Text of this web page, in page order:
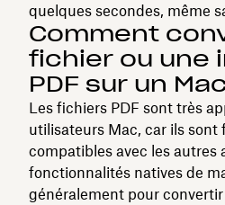
quelques secondes, même
Comment
fichier ou une
PDF sur un
Les fichiers PDF sont très
utilisateurs Mac, car ils sont
compatibles avec les autres
fonctionnalités natives de
généralement pour